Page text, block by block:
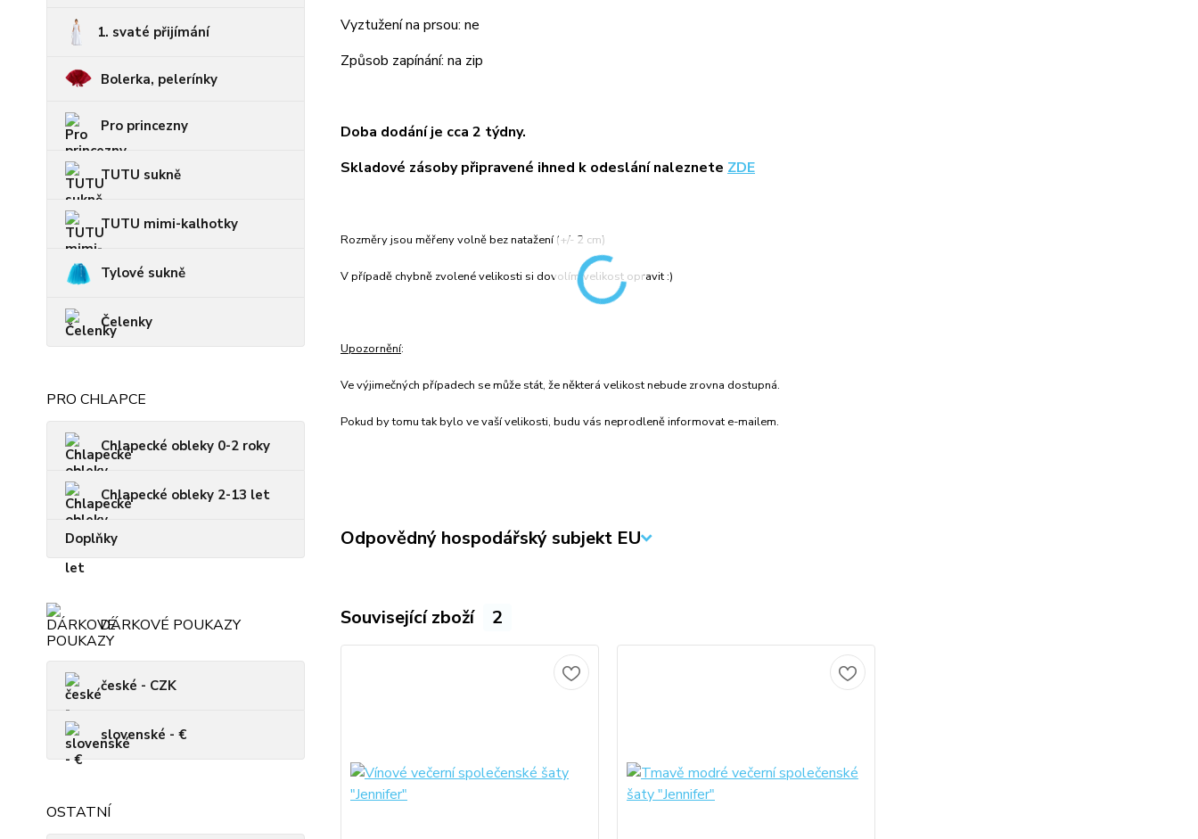
1. svaté přijímání
Bolerka, pelerínky
Pro princezny
TUTU sukně
TUTU mimi-kalhotky
Tylové sukně
Čelenky
PRO CHLAPCE
Chlapecké obleky 0-2 roky
Chlapecké obleky 2-13 let
Doplňky
DÁRKOVÉ POUKAZY
české - CZK
slovenské - €
OSTATNÍ
Vyztužení na prsou: ne
Způsob zapínání: na zip
Doba dodání je cca 2 týdny.
Skladové zásoby připravené ihned k odeslání naleznete ZDE
Rozměry jsou měřeny volně bez natažení (+/- 2 cm)
V případě chybně zvolené velikosti si dovolím velikost opravit :)
Upozornění:
Ve výjimečných případech se může stát, že některá velikost nebude zrovna dostupná.
Pokud by tomu tak bylo ve vaší velikosti, budu vás neprodleně informovat e-mailem.
Odpovědný hospodářský subjekt EU
Související zboží 2